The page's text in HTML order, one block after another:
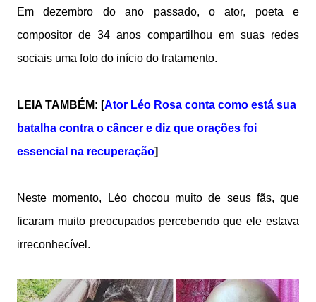
Em dezembro do ano passado, o ator, poeta e
compositor de 34 anos compartilhou em suas redes
sociais uma foto do início do tratamento.
LEIA TAMBÉM: [Ator Léo Rosa conta como está sua
batalha contra o câncer e diz que orações foi
essencial na recuperação]
Neste momento, Léo chocou muito de seus fãs, que
ficaram muito preocupados percebendo que ele estava
irreconhecível.